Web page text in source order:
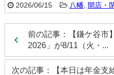
2026/06/15 八幡, 開店・
前の記事：【鎌ケ谷市
2026」が8/11（火・...
次の記事：【本日は年金支